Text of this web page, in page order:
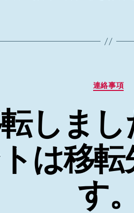
カ
テ
連絡事項
しま
は移転
す。